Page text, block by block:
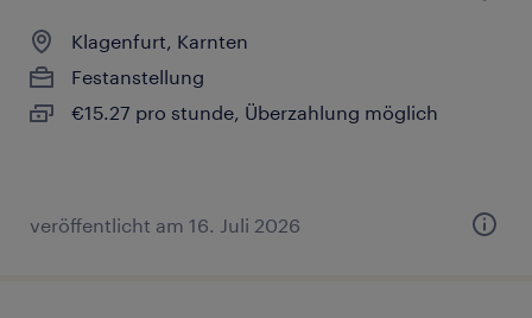
Klagenfurt, Karnten
Festanstellung
€15.27 pro stunde, Überzahlung möglich
veröffentlicht am 16. Juli 2026